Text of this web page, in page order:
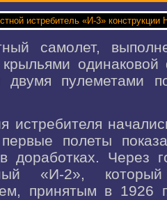
истребитель «И-3»
самолет,
пулеметами
истребителя
полеты
доработках. Через
«И-2»,
принятым в 1926